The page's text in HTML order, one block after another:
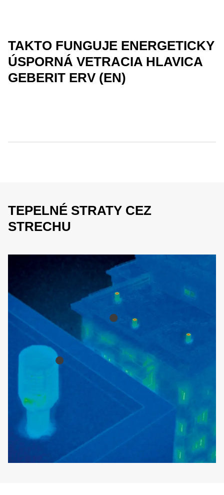
TAKTO FUNGUJE ENERGETICKY
ÚSPORNÁ VETRACIA HLAVICA
GEBERIT ERV (EN)
TEPELNÉ STRATY CEZ
STRECHU